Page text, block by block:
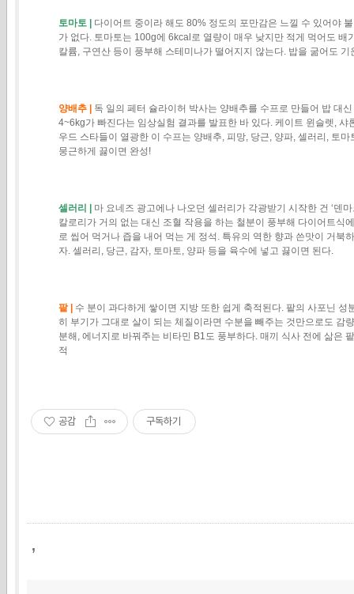
토마토 | 다이어트 중이라 해도 80% 정도의 포만감은 느낄 수 있어야
가 없다. 토마토는 100g에 6kcal로 열량이 매우 낮지만 적게 먹어도 배
칼륨, 구연산 등이 풍부해 스테미나가 떨어지지 않는다. 밥을 굶어도
양배추 | 독 일의 페터 슐라이허 박사는 양배추를 수프로 만들어 밥 대
4~6kg가 빠진다는 임상실험 결과를 발표한 바 있다. 케이트 윈슬렛, 샤
우드 스타들이 열광한 이 수프는 양배추, 피망, 당근, 양파, 셀러리, 토
뭉근하게 끓이면 완성!
셀러리 | 마 요네즈 광고에나 나오던 셀러리가 각광받기 시작한 건 ‘덴
칼로리가 거의 없는 대신 조혈 작용을 하는 철분이 풍부해 다이어트식
로 씹어 먹거나 즙을 내어 먹는 게 정석. 특유의 역한 향과 쓴맛이 거북
자. 셀러리, 당근, 감자, 토마토, 양파 등을 육수에 넣고 끓이면 된다.
팥 | 수 분이 과다하게 쌓이면 지방 또한 쉽게 축적된다. 팥의 사포닌 성
히 부기가 그대로 살이 되는 체질이라면 수분을 빼주는 것만으로도 감
분해, 에너지로 바꿔주는 비타민 B1도 풍부하다. 매끼 식사 전에 삶은
적
공감 구독하기
,